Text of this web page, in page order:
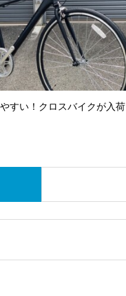
すい！クロスバイクが入荷